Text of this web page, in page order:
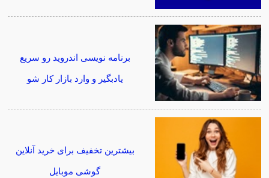
برنامه نویسی اندروید رو سریع
یادبگیر و وارد بازار کار شو
بیشترین تخفیف برای خرید آنلاین
گوشی موبایل